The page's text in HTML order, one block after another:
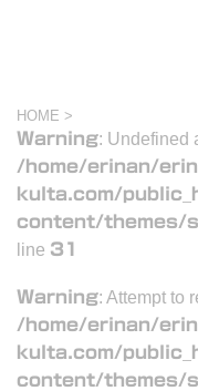
HOME >
Warning: Undefined
/home/erinan/
kulta.com/
content/themes/
line 31
Warning: Attempt to
/home/erinan/
kulta.com/
content/themes/